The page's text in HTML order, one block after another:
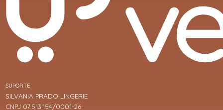
SUPORTE
SILVANIA PRADO LINGERIE
CNPJ 07.513.154/0001-26